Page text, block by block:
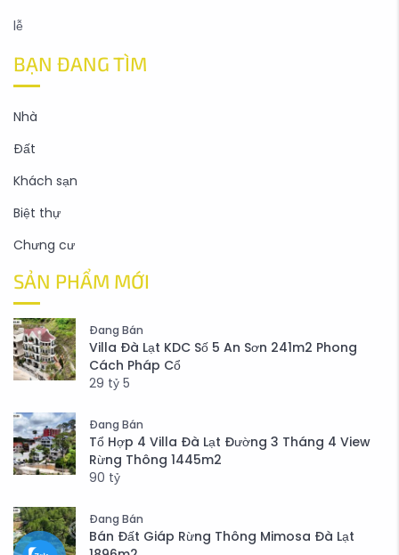
lễ
BẠN ĐANG TÌM
Nhà
Đất
Khách sạn
Biệt thự
Chưng cư
SẢN PHẨM MỚI
Đang Bán
Villa Đà Lạt KDC Số 5 An Sơn 241m2 Phong
Cách Pháp Cổ
29 tỷ 5
Đang Bán
Tổ Hợp 4 Villa Đà Lạt Đường 3 Tháng 4 View
Rừng Thông 1445m2
90 tỷ
Đang Bán
Bán Đất Giáp Rừng Thông Mimosa Đà Lạt